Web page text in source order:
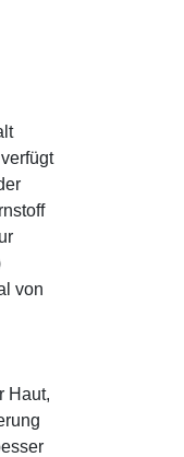
von
Haut,